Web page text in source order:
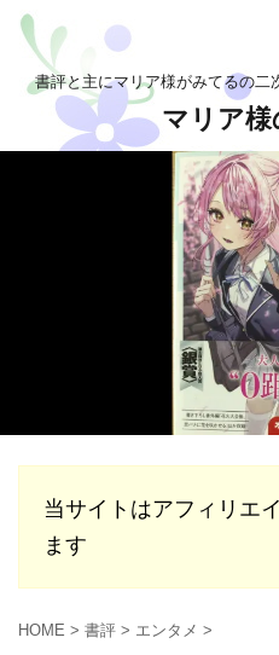
書評と主にマリア様がみてるの二
マリア様
当サイトはアフィリエ
ます
HOME > 書評 > エンタメ >